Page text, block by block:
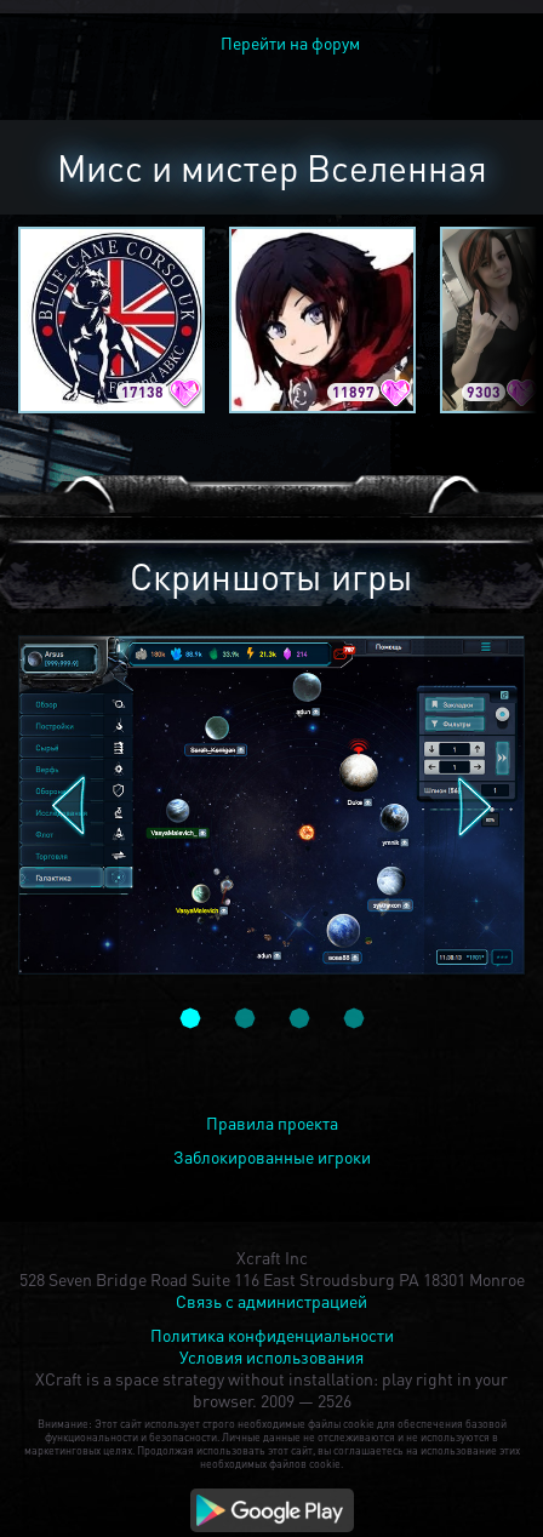
Перейти на форум
Мисс и мистер Вселенная
17138 11897 9303
Скриншоты игры
Правила проекта
Заблокированные игроки
Xcraft Inc
528 Seven Bridge Road Suite 116 East Stroudsburg PA 18301 Monroe
Связь с администрацией
Политика конфиденциальности
Условия использования
XCraft is a space strategy without installation: play right in your
browser. 2009 — 2526
Внимание: Этот сайт использует строго необходимые файлы cookie для обеспечения базовой
функциональности и безопасности. Личные данные не отслеживаются и не используются в
маркетинговых целях. Продолжая использовать этот сайт, вы соглашаетесь на использование этих
необходимых файлов cookie.